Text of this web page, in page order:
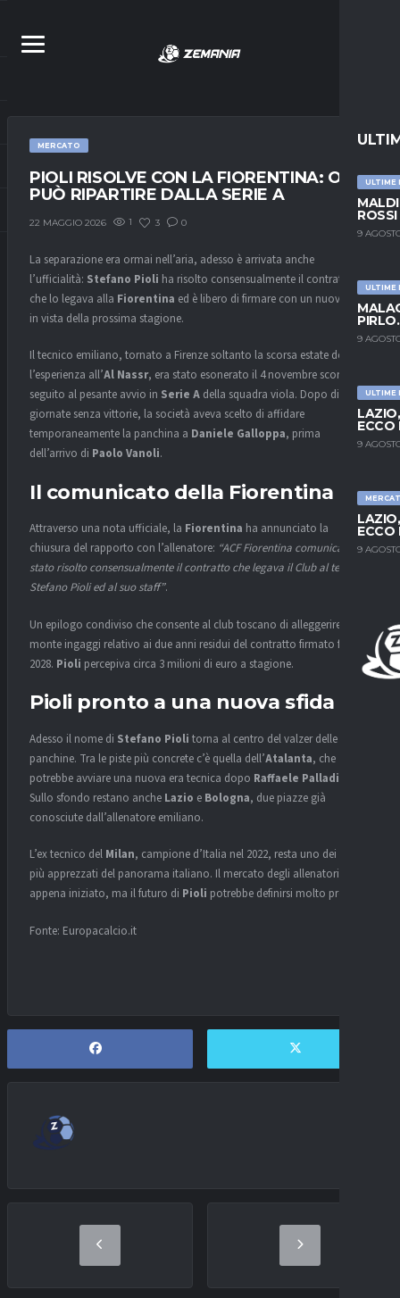
ULTIME
9
ULTIME
9
ULTIME
ECCO
9
ECCO
9
MERCATO
PIOLI RISOLVE CON LA FIORENTINA: ORA
PUÒ RIPARTIRE DALLA SERIE A
22 MAGGIO 2026 1 3 0
La separazione era ormai nell’aria, adesso è arrivata anche
l’ufficialità: Stefano Pioli ha risolto consensualmente il contratto
che lo legava alla Fiorentina ed è libero di firmare con un nuovo club
in vista della prossima stagione.
Il tecnico emiliano, tornato a Firenze soltanto la scorsa estate dopo
l’esperienza all’Al Nassr, era stato esonerato il 4 novembre scorso in
seguito al pesante avvio in Serie A della squadra viola. Dopo dieci
giornate senza vittorie, la società aveva scelto di affidare
temporaneamente la panchina a Daniele Galloppa, prima
dell’arrivo di Paolo Vanoli.
Il comunicato della Fiorentina
Attraverso una nota ufficiale, la Fiorentina ha annunciato la
chiusura del rapporto con l’allenatore: “ACF Fiorentina comunica che è
stato risolto consensualmente il contratto che legava il Club al tecnico
Stefano Pioli ed al suo staff”.
Un epilogo condiviso che consente al club toscano di alleggerire il
monte ingaggi relativo ai due anni residui del contratto firmato fino al
2028. Pioli percepiva circa 3 milioni di euro a stagione.
Pioli pronto a una nuova sfida
Adesso il nome di Stefano Pioli torna al centro del valzer delle
panchine. Tra le piste più concrete c’è quella dell’Atalanta, che
potrebbe avviare una nuova era tecnica dopo Raffaele Palladino
Sullo sfondo restano anche Lazio e Bologna, due piazze già
conosciute dall’allenatore emiliano.
L’ex tecnico del Milan, campione d’Italia nel 2022, resta uno dei profili
più apprezzati del panorama italiano. Il mercato degli allenatori è
appena iniziato, ma il futuro di Pioli potrebbe definirsi molto presto.
Fonte: Europacalcio.it